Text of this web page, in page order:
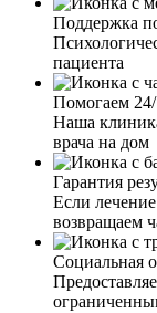
Поддержка
пациента
Помогаем
Наша
врача на дом
Гарантия
Если
возвращаем
Социальная